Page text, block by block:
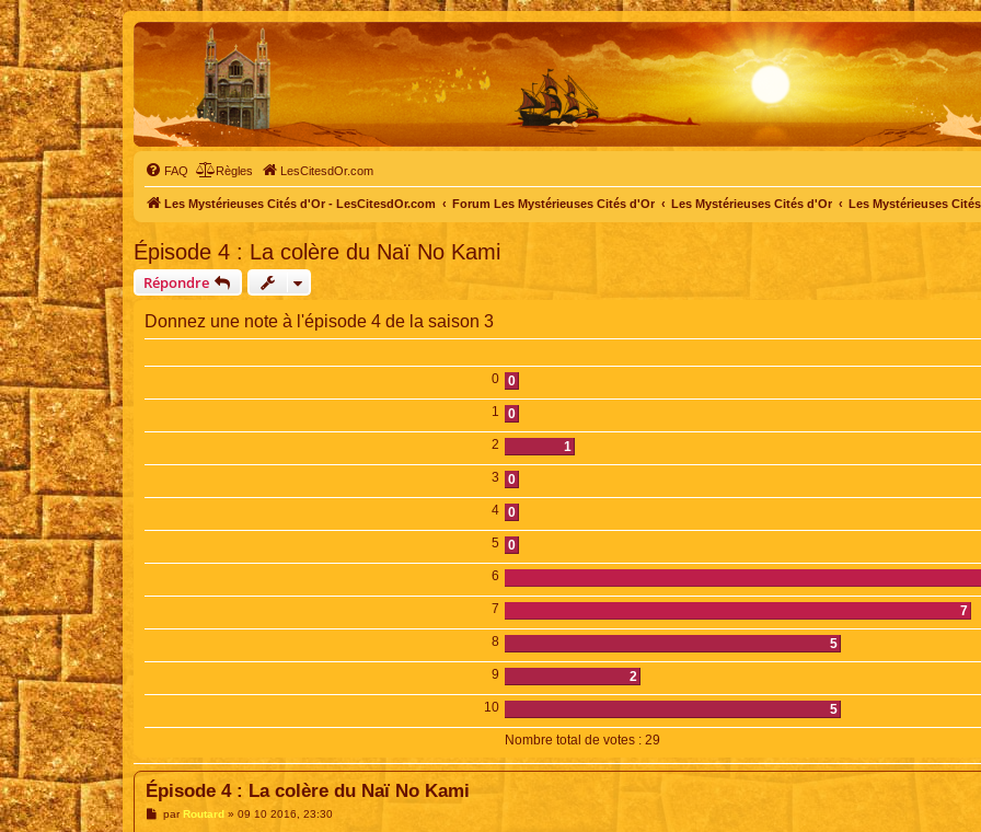
FAQ Règles LesCitesdOr.com
Les Mystérieuses Cités d'Or - LesCitesdOr.com Forum Les Mystérieuses Cités d'Or Les Mystérieuses Cités d'Or Les Mystérieuses
Épisode 4 : La colère du Naï No Kami
Répondre
Donnez une note à l'épisode 4 de la saison 3
0 0
1 0
2 1
3 0
4 0
5 0
6
7 7
8 5
9 2
10 5
Nombre total de votes : 29
Épisode 4 : La colère du Naï No Kami
Mpar Routard» 09 10 2016, 23:30